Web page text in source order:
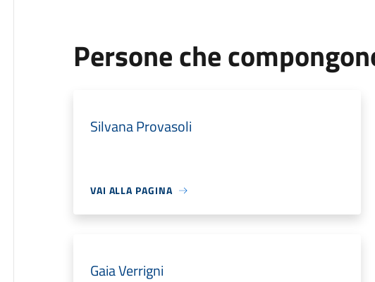
Persone che
Silvana Provasoli
VAI ALLA PAGINA
Gaia Verrigni